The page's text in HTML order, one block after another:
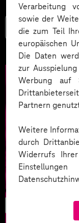
Verarbeitung
sowie der
die zum Teil
europäischen
Die Daten
zur
Werbung auf
Partnern
Weitere
durch
Widerrufs
Mehr lesen